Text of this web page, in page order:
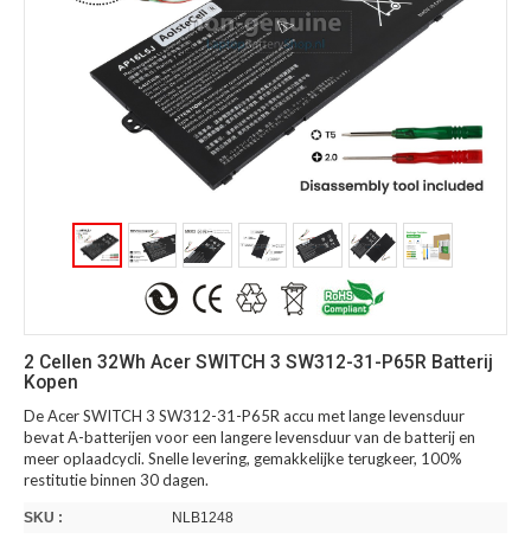
2 Cellen 32Wh Acer SWITCH 3 SW312-31-P65R Batterij
Kopen
De Acer SWITCH 3 SW312-31-P65R accu met lange levensduur
bevat A-batterijen voor een langere levensduur van de batterij en
meer oplaadcycli. Snelle levering, gemakkelijke terugkeer, 100%
restitutie binnen 30 dagen.
SKU :
NLB1248